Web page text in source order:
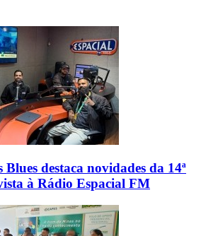
destaca novidades da 14ª
à Rádio Espacial FM